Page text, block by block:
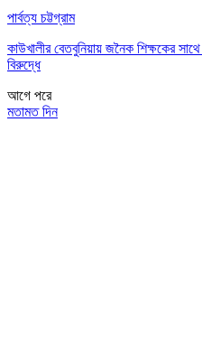
পার্বত্য চট্টগ্রাম
কাউখালীর বেতবুনিয়ায় জনৈক শিক্ষকের
বিরুদ্ধে
আগে পরে
মতামত দিন